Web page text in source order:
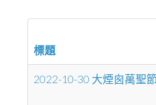
標題
2022-10-30 大煙囪萬聖